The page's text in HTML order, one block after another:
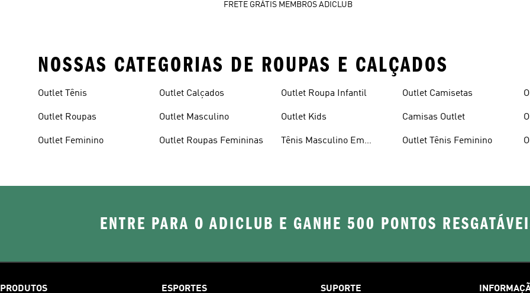
FRETE GRÁTIS MEMBROS ADICLUB
NOSSAS CATEGORIAS DE ROUPAS E CALÇADOS
Outlet Tênis
Outlet Roupas
Outlet Feminino
Outlet Calçados
Outlet Masculino
Outlet Roupas Femininas
Outlet Roupa Infantil
Outlet Kids
Tênis Masculino Em
Outlet Camisetas
Camisas Outlet
Outlet Tênis Feminino
ENTRE PARA O ADICLUB E GANHE 500 PONTOS
PRODUTOS ESPORTES SUPORTE